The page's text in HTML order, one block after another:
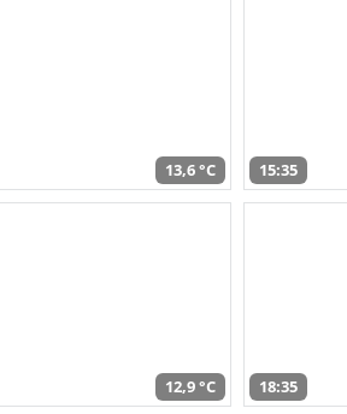
13,6 °C 15:35
12,9 °C 18:35